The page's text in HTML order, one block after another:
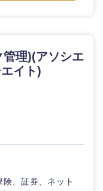
管理)(アソシエ
イト)
、証券、ネット